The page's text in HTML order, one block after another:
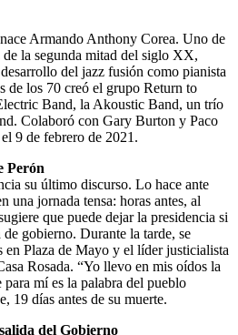
Armando Anthony Corea. Uno de
la segunda mitad del siglo XX,
del jazz fusión como pianista
de los 70 creó el grupo Return to
Band, la Akoustic Band, un trío
Colaboró con Gary Burton y Paco
9 de febrero de 2021.
Perón
su último discurso. Lo hace ante
una jornada tensa: horas antes, al
que puede dejar la presidencia si
gobierno. Durante la tarde, se
en Plaza de Mayo y el líder justicialista
Rosada. “Yo llevo en mis oídos la
mí es la palabra del pueblo
19 días antes de su muerte.
del Gobierno